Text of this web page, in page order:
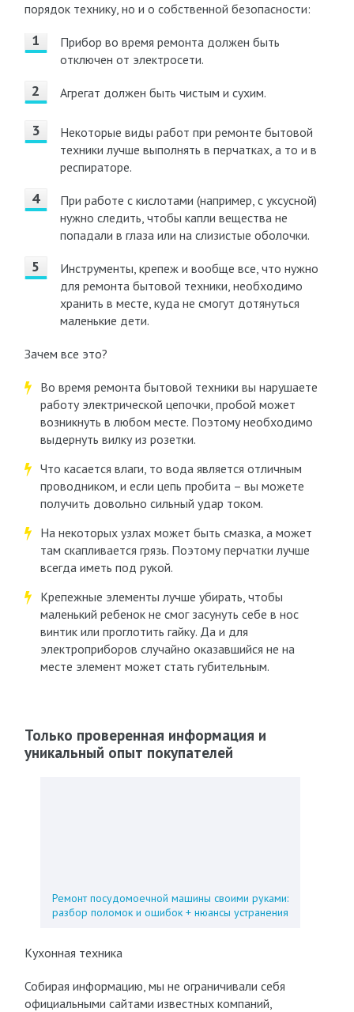
порядок технику, но и о собственной безопасности:
Прибор во время ремонта должен быть
отключен от электросети.
Агрегат должен быть чистым и сухим.
Некоторые виды работ при ремонте бытовой
техники лучше выполнять в перчатках, а то и в
респираторе.
При работе с кислотами (например, с уксусной)
нужно следить, чтобы капли вещества не
попадали в глаза или на слизистые оболочки.
Инструменты, крепеж и вообще все, что нужно
для ремонта бытовой техники, необходимо
хранить в месте, куда не смогут дотянуться
маленькие дети.
Зачем все это?
Во время ремонта бытовой техники вы нарушаете
работу электрической цепочки, пробой может
возникнуть в любом месте. Поэтому необходимо
выдернуть вилку из розетки.
Что касается влаги, то вода является отличным
проводником, и если цепь пробита – вы можете
получить довольно сильный удар током.
На некоторых узлах может быть смазка, а может
там скапливается грязь. Поэтому перчатки лучше
всегда иметь под рукой.
Крепежные элементы лучше убирать, чтобы
маленький ребенок не смог засунуть себе в нос
винтик или проглотить гайку. Да и для
электроприборов случайно оказавшийся не на
месте элемент может стать губительным.
Только проверенная информация и
уникальный опыт покупателей
Ремонт посудомоечной машины своими руками:
разбор поломок и ошибок + нюансы устранения
Кухонная техника
Собирая информацию, мы не ограничивали себя
официальными сайтами известных компаний,